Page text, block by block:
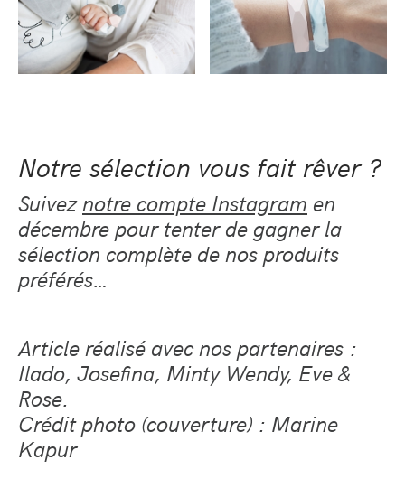
Notre sélection vous fait rêver ?
Suiveznotre compte Instagram en
décembre pour tenter de gagner la
sélection complète de nos produits
préférés…
Article réalisé avec nos partenaires :
Ilado, Josefina, Minty Wendy, Eve &
Rose.
Crédit photo (couverture) : Marine
Kapur